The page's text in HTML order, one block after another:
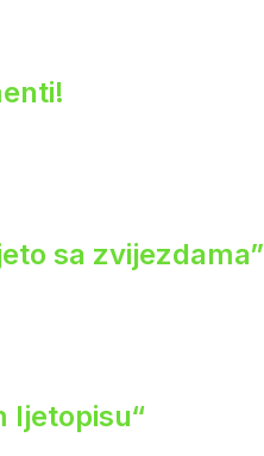
sa zvijezdama”
ljetopisu“